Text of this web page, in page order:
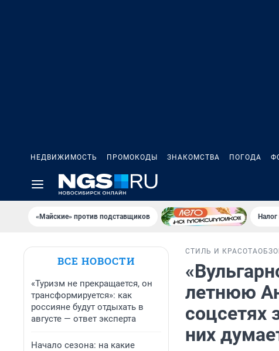
НЕДВИЖИМОСТЬ ПРОМОКОДЫ ЗНАКОМСТВА ПОГОДА
«Майские» против подставщиков
ВСЕ НОВОСТИ
«Туризм не прекращается, он
трансформируется»: как
россияне будут отдыхать в
августе — ответ эксперта
Начало сезона: на какие
СТИЛЬ И КРАСОТА
летнюю
соцсетях
них